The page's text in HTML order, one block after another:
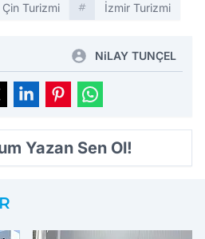
Çin Turizmi İzmir Turizmi
NiLAY TUNÇEL
Yazan Sen Ol!